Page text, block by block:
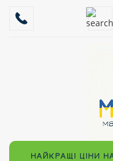
НАЙКРАЩІ ЦІНИ